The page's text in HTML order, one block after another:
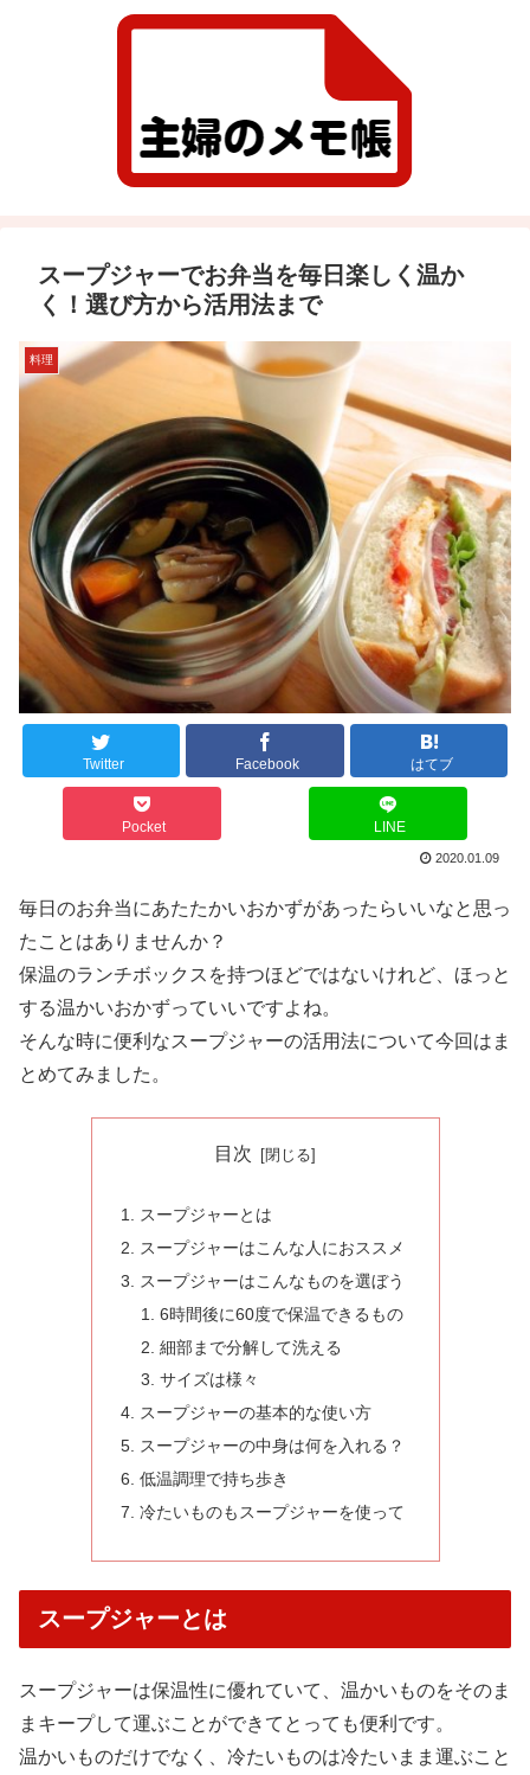
スープジャーでお弁当を毎日楽しく温か
く！選び方から活用法まで
料理
Twitter Facebook はてブ
Pocket LINE
2020.01.09
毎日のお弁当にあたたかいおかずがあったらいいなと思っ
たことはありませんか？
保温のランチボックスを持つほどではないけれど、ほっと
する温かいおかずっていいですよね。
そんな時に便利なスープジャーの活用法について今回はま
とめてみました。
目次
スープジャーとは
スープジャーはこんな人におススメ
スープジャーはこんなものを選ぼう
6時間後に60度で保温できるもの
細部まで分解して洗える
サイズは様々
スープジャーの基本的な使い方
スープジャーの中身は何を入れる？
低温調理で持ち歩き
冷たいものもスープジャーを使って
スープジャーとは
スープジャーは保温性に優れていて、温かいものをそのま
まキープして運ぶことができてとっても便利です。
温かいものだけでなく、冷たいものは冷たいまま運ぶこと